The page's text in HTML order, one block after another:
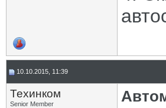
10.10.2015, 11:39
Техинком
Senior Member